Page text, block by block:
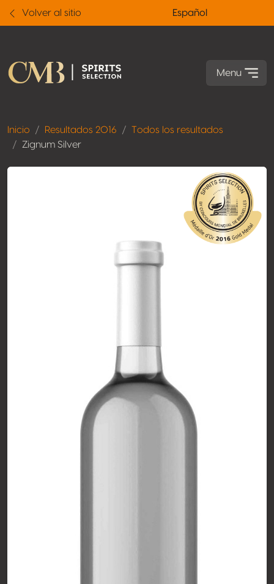
Volver al sitio Español
Menu
Inicio Resultados 2016
Todos los resultados
Zignum Silver